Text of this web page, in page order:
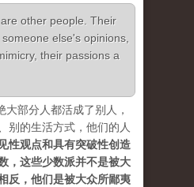
other people. Their
else's opinions,
their passions a
部分人都活成了别人，
别的生活方式，他们的人
性观点和具有突破性创造
，这些少数派并不是被大
反，他们是被大众所鄙夷